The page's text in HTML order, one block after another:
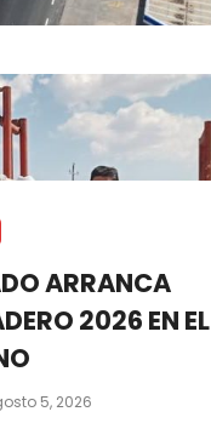
ARRANCA
2026 EN EL
5, 2026